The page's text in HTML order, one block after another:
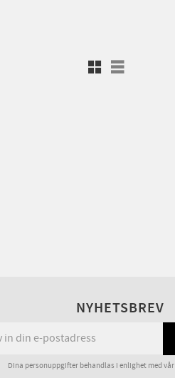
Rutnätsvy
Listvy
NYHETSBREV
Dina personuppgifter behandlas i enlighet med vår